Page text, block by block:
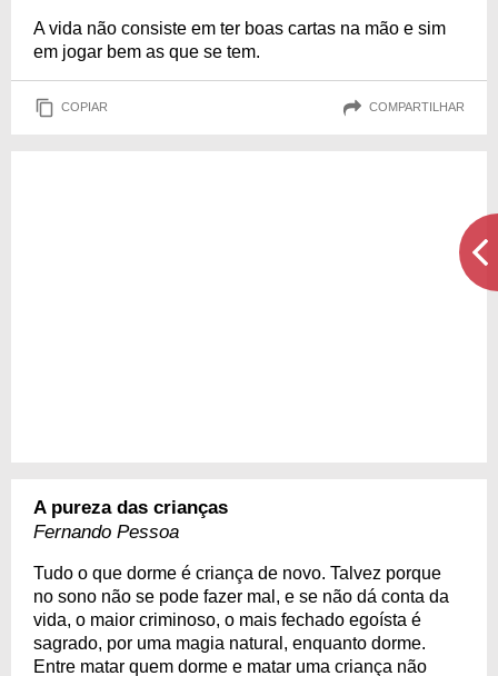
A vida não consiste em ter boas cartas na mão e sim
em jogar bem as que se tem.
COPIAR COMPARTILHAR
A pureza das crianças
Fernando Pessoa
Tudo o que dorme é criança de novo. Talvez porque
no sono não se pode fazer mal, e se não dá conta da
vida, o maior criminoso, o mais fechado egoísta é
sagrado, por uma magia natural, enquanto dorme.
Entre matar quem dorme e matar uma criança não